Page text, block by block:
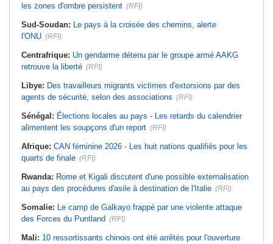
les zones d'ombre persistent (RFI)
Sud-Soudan: Le pays à la croisée des chemins, alerte
l'ONU (RFI)
Centrafrique: Un gendarme détenu par le groupe armé AAKG
retrouve la liberté (RFI)
Libye: Des travailleurs migrants victimes d'extorsions par des
agents de sécurité, selon des associations (RFI)
Sénégal: Élections locales au pays - Les retards du calendrier
alimentent les soupçons d'un report (RFI)
Afrique: CAN féminine 2026 - Les huit nations qualifiés pour les
quarts de finale (RFI)
Rwanda: Rome et Kigali discutent d'une possible externalisation
au pays des procédures d'asile à destination de l'Italie (RFI)
Somalie: Le camp de Galkayo frappé par une violente attaque
des Forces du Puntland (RFI)
Mali: 10 ressortissants chinois ont été arrêtés pour l'ouverture